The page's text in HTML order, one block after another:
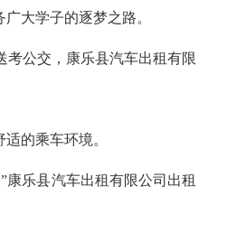
大学子的逐梦之路。
考公交，康乐县汽车出租有限
的乘车环境。
乐县汽车出租有限公司出租